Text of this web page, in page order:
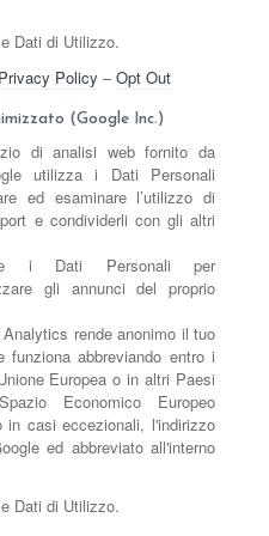
Dati di Utilizzo.
Privacy Policy –Opt Out
(Google Inc.)
di analisi web fornito da
utilizza i Dati Personali
ed esaminare l’utilizzo di
e condividerli con gli altri
i Dati Personali per
gli annunci del proprio
rende anonimo il tuo
funziona abbreviando entro i
Europea o in altri Paesi
Economico Europeo
casi eccezionali, l'indirizzo
ed abbreviato all'interno
Dati di Utilizzo.